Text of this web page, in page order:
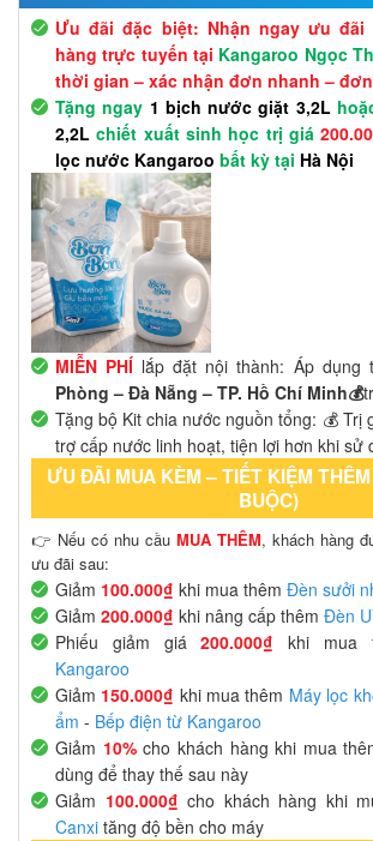
Ưu đãi đặc biệt: Nhận ngay ưu đãi
hàng trực tuyến tại Kangaroo Ngọc
thời gian – xác nhận đơn nhanh –
Tặng ngay 1 bịch nước giặt 3,2L
2,2L chiết xuất sinh học trị giá
lọc nước Kangaroo bất kỳ tại Hà Nội
MIỄN PHÍ lắp đặt nội thành: Áp dụng
Phòng – Đà Nẵng – TP. Hồ Chí Minh💰
Tặng bộ Kit chia nước nguồn tổng: 💰 Trị
trợ cấp nước linh hoạt, tiện lợi hơn khi sử
ƯU ĐÃI MUA KÈM – TIẾT KIỆM
BUỘC)
👉 Nếu có nhu cầu MUA THÊM, khách hàng
ưu đãi sau:
Giảm 100.000₫ khi mua thêm Đèn sưởi
Giảm 200.000₫ khi nâng cấp thêm Đèn
Phiếu giảm giá200.000₫ khi mua
Kangaroo
Giảm 150.000₫ khi mua thêm Máy lọc
ẩm - Bếp điện từ Kangaroo
Giảm 10%cho khách hàng khi mua
dùng để thay thế sau này
Giảm 100.000₫ cho khách hàng khi
Canxi tăng độ bền cho máy